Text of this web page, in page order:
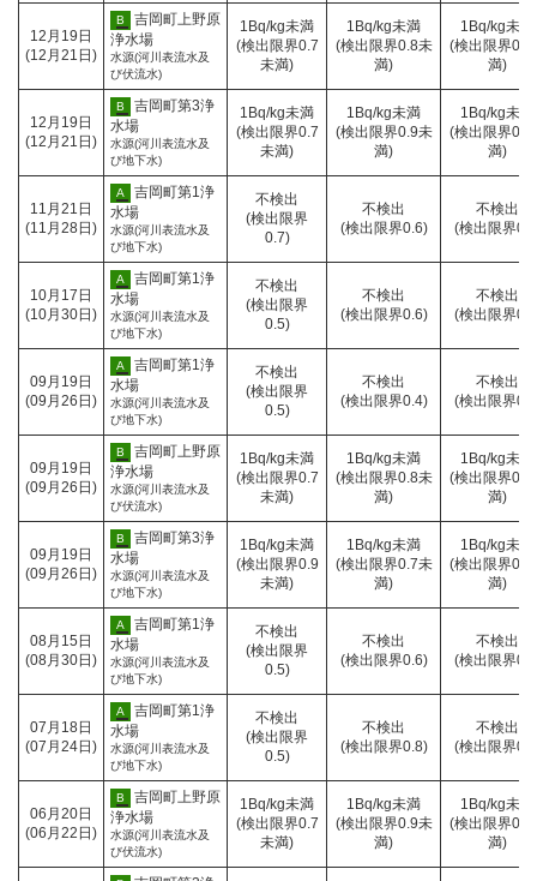
業
局
水
質
検
査
セ
ン
タ
ー
採水日時
12月19日
測定結果報告日
(12月21日)
B
社
団
法
人
群
馬
県
薬
剤
師
会・
環
境
衛
生
試
験
セ
ン
タ
ー
採
水
場
所
吉岡町上野原
浄水場
水源(河川表流水及
び伏流水)
1Bq/kg未満
(検出限界0.7
未満)
1Bq/kg未満
(検出限界0.8未
満)
1Bq/kg未満
(検出限界0.9
満)
採水日時
12月19日
測定結果報告日
(12月21日)
B
社
団
法
人
群
馬
県
薬
剤
師
会・
環
境
衛
生
試
験
セ
ン
タ
ー
採
水
場
所
吉岡町第3浄
水場
水源(河川表流水及
び地下水)
1Bq/kg未満
(検出限界0.7
未満)
1Bq/kg未満
(検出限界0.9未
満)
1Bq/kg未満
(検出限界0.8
満)
採水日時
11月21日
測定結果報告日
(11月28日)
A
群
馬
県
企
業
局
水
質
検
査
セ
ン
タ
ー
採
水
場
所
吉岡町第1浄
水場
水源(河川表流水及
び地下水)
不検出
(検出限界
0.7)
不検出
(検出限界0.6)
不検出
(検出限界
採水日時
10月17日
測定結果報告日
(10月30日)
A
群
馬
県
企
業
局
水
質
検
査
セ
ン
タ
ー
採
水
場
所
吉岡町第1浄
水場
水源(河川表流水及
び地下水)
不検出
(検出限界
0.5)
不検出
(検出限界0.6)
不検出
(検出限界
採水日時
09月19日
測定結果報告日
(09月26日)
A
群
馬
県
企
業
局
水
質
検
査
セ
ン
タ
ー
採
水
場
所
吉岡町第1浄
水場
水源(河川表流水及
び地下水)
不検出
(検出限界
0.5)
不検出
(検出限界0.4)
不検出
(検出限界
採水日時
09月19日
測定結果報告日
(09月26日)
B
社
団
法
人
群
馬
県
薬
剤
師
会・
環
境
衛
生
試
験
セ
ン
タ
ー
採
水
場
所
吉岡町上野原
浄水場
水源(河川表流水及
び伏流水)
1Bq/kg未満
(検出限界0.7
未満)
1Bq/kg未満
(検出限界0.8未
満)
1Bq/kg未満
(検出限界0.8
満)
採水日時
09月19日
測定結果報告日
(09月26日)
B
社
団
法
人
群
馬
県
薬
剤
師
会・
環
境
衛
生
試
験
セ
採
水
場
所
吉岡町第3浄
水場
水源(河川表流水及
び地下水)
1Bq/kg未満
(検出限界0.9
未満)
1Bq/kg未満
(検出限界0.7未
満)
1Bq/kg未満
(検出限界0.9
満)
採水日時
08月15日
測定結果報告日
(08月30日)
A
群
馬
県
企
業
局
水
質
検
査
セ
ン
タ
ー
採
水
場
所
吉岡町第1浄
水場
水源(河川表流水及
び地下水)
不検出
(検出限界
0.5)
不検出
(検出限界0.6)
不検出
(検出限界
採水日時
07月18日
測定結果報告日
(07月24日)
A
群
馬
県
企
業
局
水
質
検
採
水
場
所
吉岡町第1浄
水場
水源(河川表流水及
び地下水)
不検出
(検出限界
0.5)
不検出
(検出限界0.8)
不検出
(検出限界
採水日時
06月20日
測定結果報告日
(06月22日)
B
社
団
法
人
群
採
水
場
所
吉岡町上野原
浄水場
水源(河川表流水及
び伏流水)
1Bq/kg未満
(検出限界0.7
未満)
1Bq/kg未満
(検出限界0.9未
満)
1Bq/kg未満
(検出限界0.9
満)